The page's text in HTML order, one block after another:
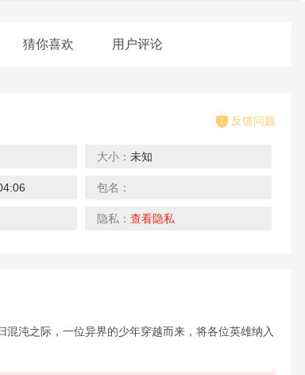
猜你喜欢 用户评论
反馈问题
大小： 未知
包名：
隐私： 查看隐私
沌之际，一位异界的少年穿越而来，将各位英雄纳入
恐龙宝贝神奇之旅（0.1折无限开球）
下载
幻想神话志（0.1折） 大战魂（决战0.1折）